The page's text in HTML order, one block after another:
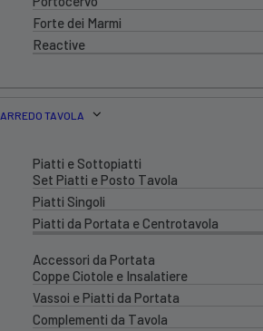
Forte dei Marmi
Reactive
ARREDO TAVOLA
Piatti e Sottopiatti
Set Piatti e Posto Tavola
Piatti Singoli
Piatti da Portata e Centrotavola
Accessori da Portata
Coppe Ciotole e Insalatiere
Vassoi e Piatti da Portata
Complementi da Tavola